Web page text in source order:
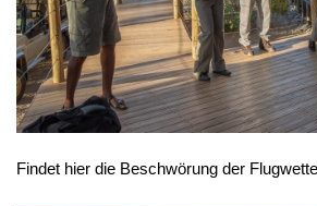
Findet hier die Beschwörung der